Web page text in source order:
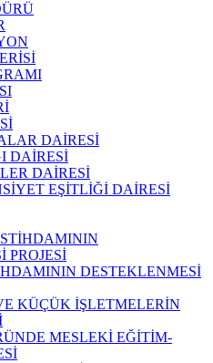
DAİRESİ
DAİRESİ
DAİRESİ
EŞİTLİĞİ DAİRESİ
PROJESİ
DESTEKLENMESİ
KÜÇÜK İŞLETMELERİN
MESLEKİ EĞİTİM-